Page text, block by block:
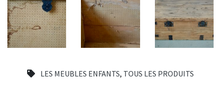
LES MEUBLES ENFANTS, TOUS LES PRODUITS